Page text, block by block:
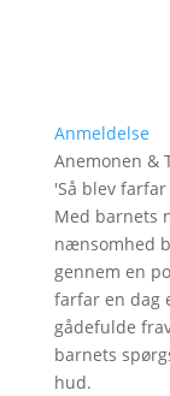
Anmeldelse
Anemonen &
'Så blev
Med barnets
nænsomhed
gennem en
farfar en dag
gådefulde
barnets
hud.